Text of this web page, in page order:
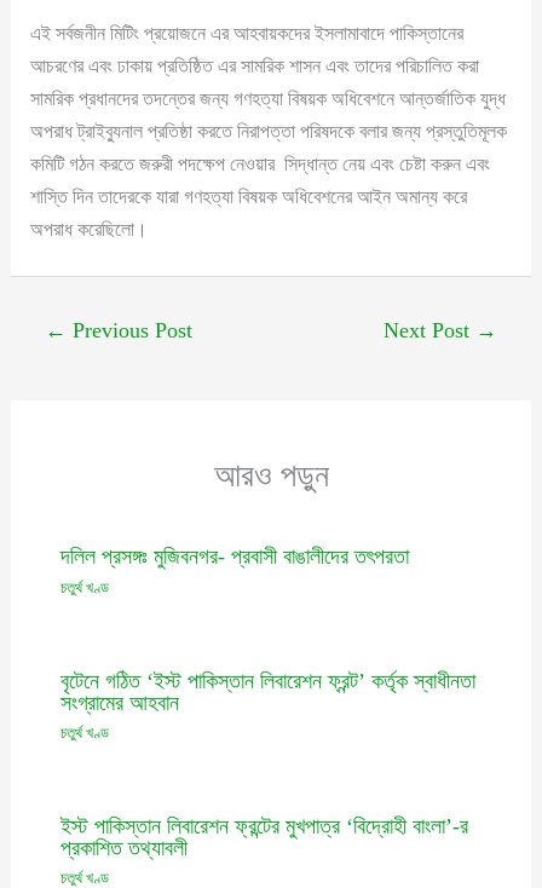
এই সর্বজনীন মিটিং প্রয়োজনে এর আহবায়কদের ইসলামাবাদে পাকিস্তানের
আচরণের এবং ঢাকায় প্রতিষ্ঠিত এর সামরিক শাসন এবং তাদের পরিচালিত করা
সামরিক প্রধানদের তদন্তের জন্য গণহত্যা বিষয়ক অধিবেশনে আন্তর্জাতিক যুদ্ধ
অপরাধ ট্রাইব্যুনাল প্রতিষ্ঠা করতে নিরাপত্তা পরিষদকে বলার জন্য প্রস্তুতিমূলক
কমিটি গঠন করতে জরুরী পদক্ষেপ নেওয়ার সিদ্ধান্ত নেয় এবং চেষ্টা করুন এবং
শাস্তি দিন তাদেরকে যারা গণহত্যা বিষয়ক অধিবেশনের আইন অমান্য করে
অপরাধ করেছিলো।
← Previous Post Next Post →
আরও পড়ুন
দলিল প্রসঙ্গঃ মুজিবনগর- প্রবাসী বাঙালীদের তৎপরতা
চতুর্থ খণ্ড
বৃটেনে গঠিত ‘ইস্ট পাকিস্তান লিবারেশন ফ্রন্ট’ কর্তৃক স্বাধীনতা
সংগ্রামের আহবান
চতুর্থ খণ্ড
ইস্ট পাকিস্তান লিবারেশন ফ্রন্টের মুখপাত্র ‘বিদ্রোহী বাংলা’-র
প্রকাশিত তথ্যাবলী
চতুর্থ খণ্ড